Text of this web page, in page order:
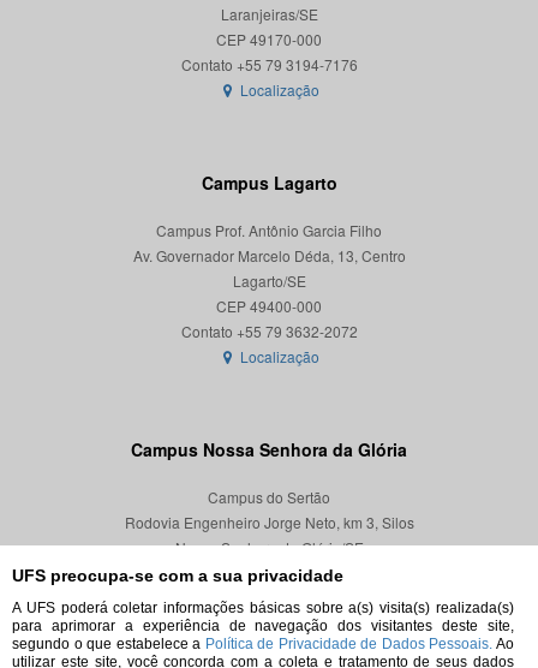
UFS preocupa-se com a sua privacidade
A UFS poderá coletar informações básicas sobre a(s) visita(s) realizada(s)
para aprimorar a experiência de navegação dos visitantes deste site,
segundo o que estabelece a Política de Privacidade de Dados Pessoais. Ao
utilizar este site, você concorda com a coleta e tratamento de seus dados
Laranjeiras/SE
CEP 49170-000
Localização
Campus Lagarto
Campus Prof. Antônio Garcia Filho
Av. Governador Marcelo Déda, 13, Centro
Lagarto/SE
CEP 49400-000
Localização
Campus Nossa Senhora da Glória
Campus do Sertão
Rodovia Engenheiro Jorge Neto, km 3, Silos
Nossa Senhora da Glória/SE
CEP 49680-000
Localização